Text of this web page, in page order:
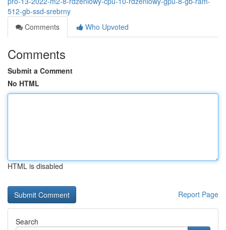
512-gb-ssd-srebrny
Comments
Who Upvoted
Comments
Submit a Comment
No HTML
HTML is disabled
Report Page
Search